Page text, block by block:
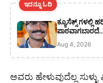
ಇದನ್ನೂ ಓದಿ
ಕ್ಯೂಸೆಕ್ಸ್ ಗಳಲ್ಲಿ
Aug 4, 2026
ಅವರು ಹೇಳುವುದೆಲ್ಲ